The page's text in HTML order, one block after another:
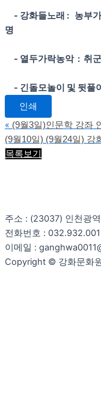
- 강화들노래 : 농부
명
- 열두가락농악 : 취군
- 긴돌모놀이 및 뒷풀
인쇄
« (9월3일)인문학 강좌
(9월10일) (9월24일) 강
목록보기
주소 : (23037) 인천광
전화번호 :
이메일 :
Copyright © 강화문화